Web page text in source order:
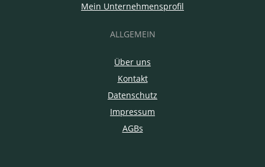
Mein Unternehmensprofil
ALLGEMEIN
Über uns
Kontakt
Datenschutz
Impressum
AGBs